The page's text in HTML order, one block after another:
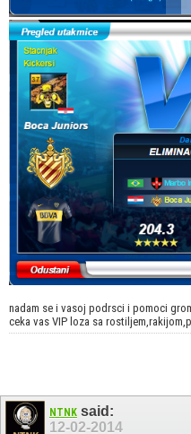
nadam se i vasoj podrsci i pomoci
ceka vas VIP loza sa
NTNK said:
12-02-2014